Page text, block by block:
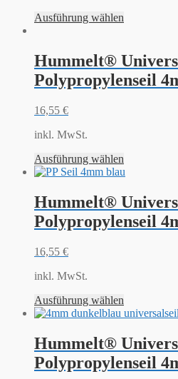
Ausführung wählen
Hummelt®
Polypropylenseil
16,55 €
inkl. MwSt.
Ausführung wählen
Hummelt®
Polypropylenseil
16,55 €
inkl. MwSt.
Ausführung wählen
Hummelt®
Polypropylenseil